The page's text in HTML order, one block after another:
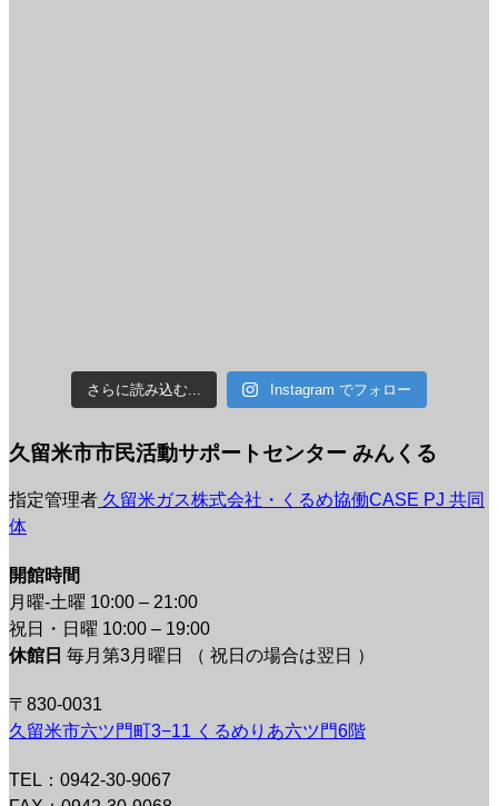
さらに読み込む... Instagram でフォロー
久留米市市民活動サポートセンター みんくる
指定管理者 久留米ガス株式会社・くるめ協働CASE PJ 共同
体
開館時間
月曜-土曜 10:00 – 21:00
祝日・日曜 10:00 – 19:00
休館日 毎月第3月曜日 （ 祝日の場合は翌日 ）
〒830-0031
久留米市六ツ門町3−11 くるめりあ六ツ門6階
TEL：0942-30-9067